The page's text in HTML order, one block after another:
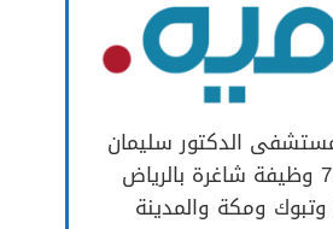
الدكتور سليمان
فقيه 71 وظيفة شاغرة بالرياض
ومكة والمدينة